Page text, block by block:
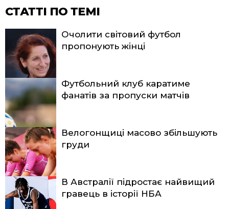
СТАТТІ ПО ТЕМІ
Очолити світовий футбол
пропонують жінці
Футбольний клуб каратиме
фанатів за пропуски матчів
Велогонщиці масово збільшують
груди
В Австралії підростає найвищий
гравець в історії НБА